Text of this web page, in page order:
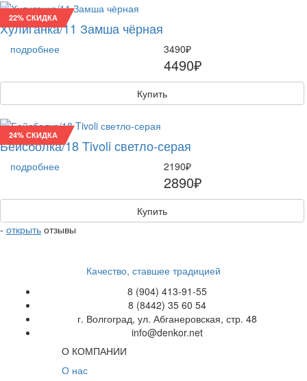
22% СКИДКА
Хулиганка/11 Замша чёрная
подробнее 3490₽
4490₽
Купить
24% СКИДКА
Бейсболка/18 Tivoli светло-серая
подробнее 2190₽
2890₽
Купить
- открыть отзывы
Качество, ставшее традицией
8 (904) 413-91-55
8 (8442) 35 60 54
г. Волгоград, ул. Абганеровская, стр. 48
info@denkor.net
О КОМПАНИИ
О нас